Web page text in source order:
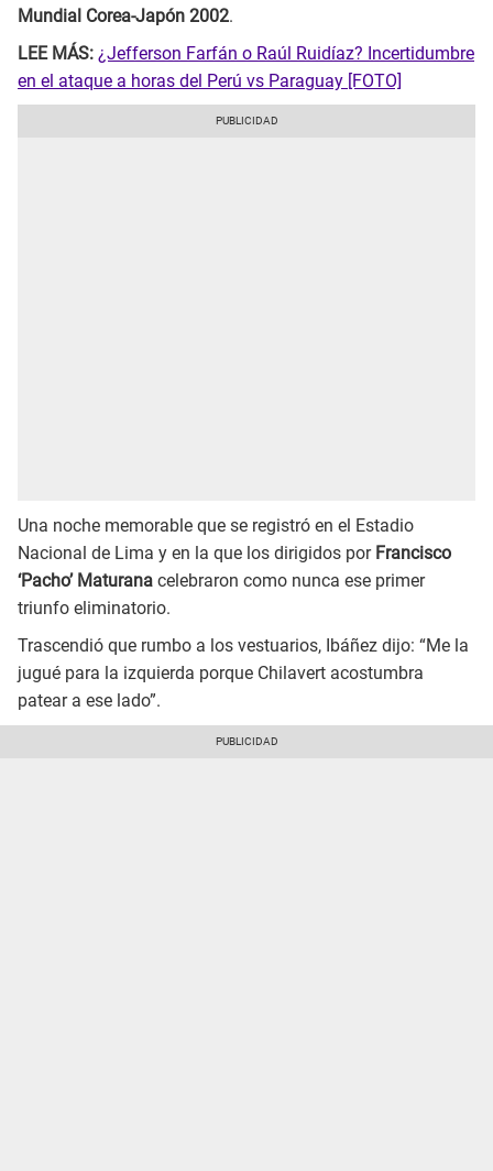
Mundial Corea-Japón 2002.
LEE MÁS: ¿Jefferson Farfán o Raúl Ruidíaz? Incertidumbre
en el ataque a horas del Perú vs Paraguay [FOTO]
Una noche memorable que se registró en el Estadio
Nacional de Lima y en la que los dirigidos por Francisco
‘Pacho’ Maturana celebraron como nunca ese primer
triunfo eliminatorio.
Trascendió que rumbo a los vestuarios, Ibáñez dijo: “Me la
jugué para la izquierda porque Chilavert acostumbra
patear a ese lado”.